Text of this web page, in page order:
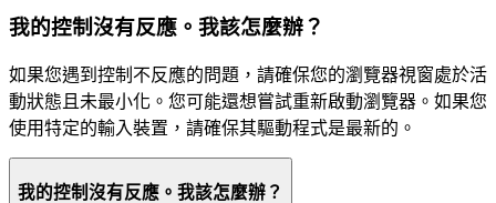
我的控制沒有反應。我該怎麼辦？
如果您遇到控制不反應的問題，請確保您的瀏覽器視窗處於活
動狀態且未最小化。您可能還想嘗試重新啟動瀏覽器。如果您
使用特定的輸入裝置，請確保其驅動程式是最新的。
我的控制沒有反應。我該怎麼辦？